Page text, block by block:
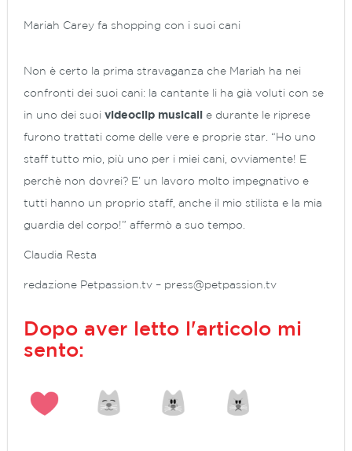
Mariah Carey fa shopping con i suoi cani
Non è certo la prima stravaganza che Mariah ha nei
confronti dei suoi cani: la cantante li ha già voluti con se
in uno dei suoi videoclip musicali e durante le riprese
furono trattati come delle vere e proprie star. “Ho uno
staff tutto mio, più uno per i miei cani, ovviamente! E
perchè non dovrei? E’ un lavoro molto impegnativo e
tutti hanno un proprio staff, anche il mio stilista e la mia
guardia del corpo!” affermò a suo tempo.
Claudia Resta
redazione Petpassion.tv – press@petpassion.tv
Dopo aver letto l'articolo mi
sento: